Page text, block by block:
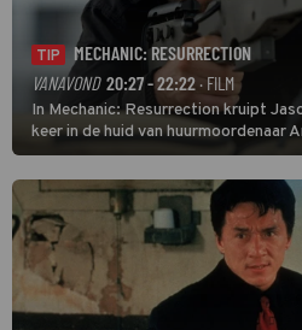
TIP
MECHANIC: RESURRECTION
VANAVOND 20:27 - 22:22· FILM
In Mechanic: Resurrection kruipt
keer in de huid van huurmoordenaar
donder op kunt zeggen dat er van
veel terechtkomt.